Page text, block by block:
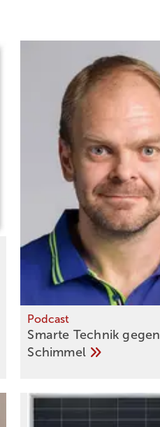
Podcast
Smarte Technik gegen
Schimmel